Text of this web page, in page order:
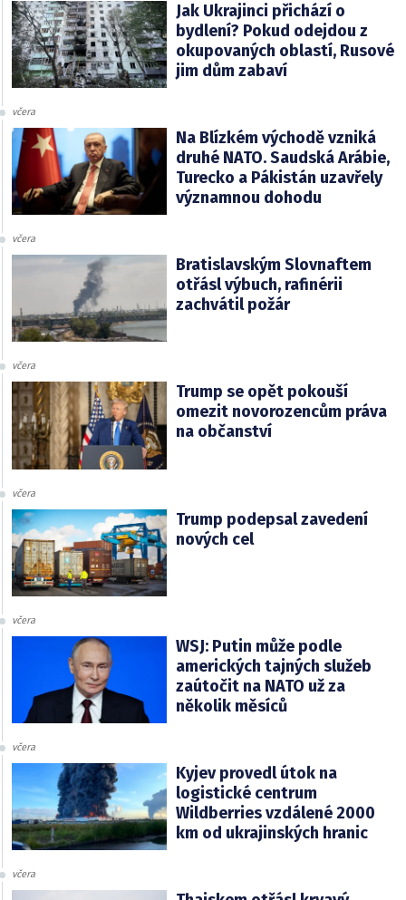
Jak Ukrajinci přichází o
bydlení? Pokud odejdou z
okupovaných oblastí, Rusové
jim dům zabaví
včera
Na Blízkém východě vzniká
druhé NATO. Saudská Arábie,
Turecko a Pákistán uzavřely
významnou dohodu
včera
Bratislavským Slovnaftem
otřásl výbuch, rafinérii
zachvátil požár
včera
Trump se opět pokouší
omezit novorozencům práva
na občanství
včera
Trump podepsal zavedení
nových cel
včera
WSJ: Putin může podle
amerických tajných služeb
zaútočit na NATO už za
několik měsíců
včera
Kyjev provedl útok na
logistické centrum
Wildberries vzdálené 2000
km od ukrajinských hranic
včera